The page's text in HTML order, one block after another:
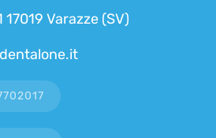
Varazze (SV)